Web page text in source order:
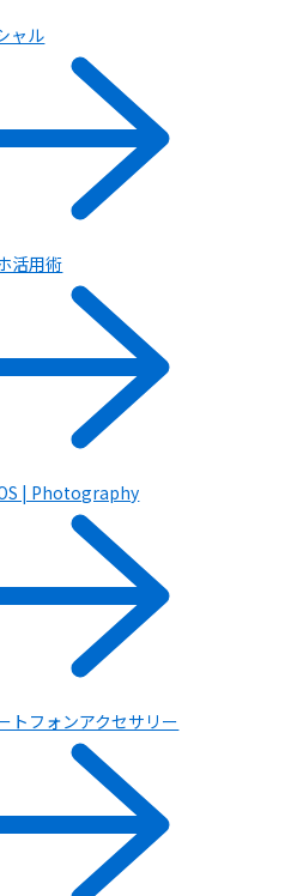
ャル
活用術
| Photography
トフォンアクセサリー